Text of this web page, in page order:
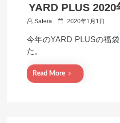
YARD PLUS 2020
Satera
P
s
2020年1月1日
今年のYARD PLUSの福
た。
Read More